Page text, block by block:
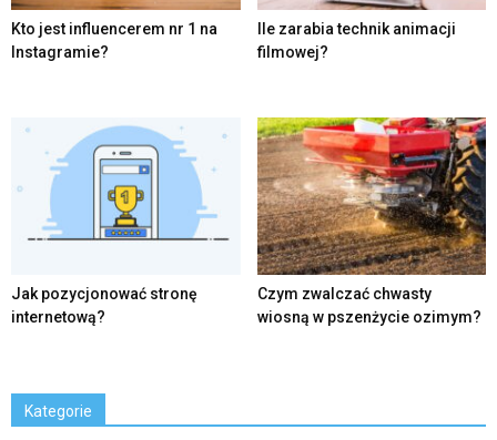
Kto jest influencerem nr 1 na
Instagramie?
Ile zarabia technik animacji
filmowej?
Jak pozycjonować stronę
internetową?
Czym zwalczać chwasty
wiosną w pszenżycie ozimym?
Kategorie